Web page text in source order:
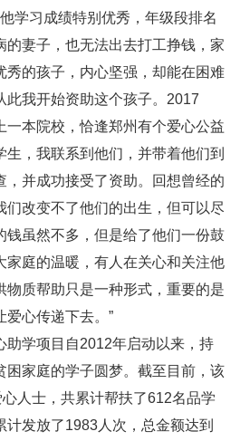
学习成绩特别优秀，年级段排名
的妻子，也无法出去打工挣钱，家
秀的孩子，内心坚强，却能在困难
此我开始资助这个孩子。2017
一本院校，恰逢郑州有个爱心公益
生，我联系到他们，并带着他们到
，并成功接受了资助。回想曾经的
们改变不了他们的出生，但可以尽
钱虽然不多，但是给了他们一份鼓
家庭的温暖，有人在关心和关注他
物质帮助只是一种形式，重要的是
爱心传递下去。”
学项目自2012年启动以来，持
困家庭的学子圆梦。截至目前，该
人士，共累计帮扶了612名品学
发放了1983人次，总金额达到